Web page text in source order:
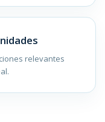
relevantes